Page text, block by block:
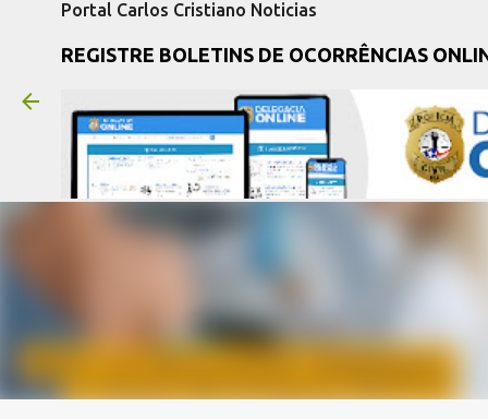
Portal Carlos Cristiano Noticias
REGISTRE BOLETINS DE OCORRÊNCIAS